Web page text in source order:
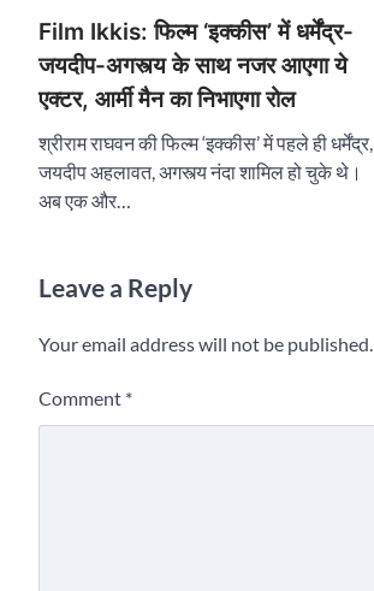
Film Ikkis: फिल्म ‘इक्कीस’ में धर्मेंद्र-
जयदीप-अगस्त्य के साथ नजर आएगा ये
एक्टर, आर्मी मैन का निभाएगा रोल
श्रीराम राघवन की फिल्म ‘इक्कीस’ में पहले ही धर्मेंद्र,
जयदीप अहलावत, अगस्त्य नंदा शामिल हो चुके थे।
अब एक और…
Leave a Reply
Your email address will not be published.
Comment *